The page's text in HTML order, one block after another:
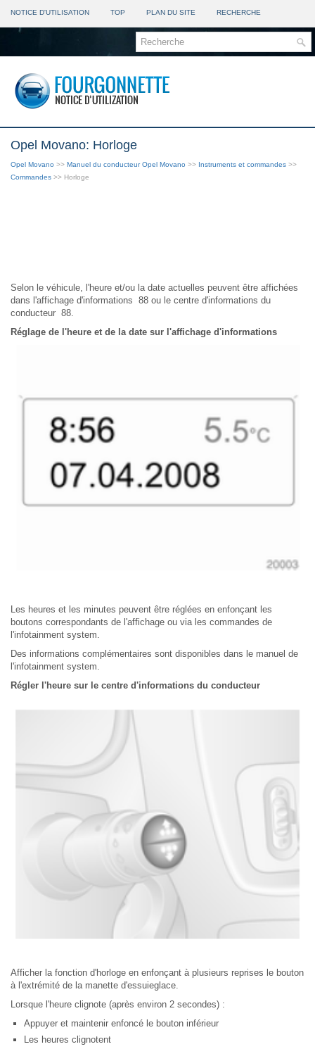
NOTICE D'UTILISATION TOP PLAN DU SITE RECHERCHE
Opel Movano: Horloge
Opel Movano >> Manuel du conducteur Opel Movano >> Instruments et commandes >>
Commandes >> Horloge
Selon le véhicule, l'heure et/ou la date actuelles peuvent être affichées
dans l'affichage d'informations 88 ou le centre d'informations du
conducteur 88.
Réglage de l'heure et de la date sur l'affichage d'informations
Les heures et les minutes peuvent être réglées en enfonçant les
boutons correspondants de l'affichage ou via les commandes de
l'infotainment system.
Des informations complémentaires sont disponibles dans le manuel de
l'infotainment system.
Régler l'heure sur le centre d'informations du conducteur
Afficher la fonction d'horloge en enfonçant à plusieurs reprises le bouton
à l'extrémité de la manette d'essuieglace.
Lorsque l'heure clignote (après environ 2 secondes) :
Appuyer et maintenir enfoncé le bouton inférieur
Les heures clignotent